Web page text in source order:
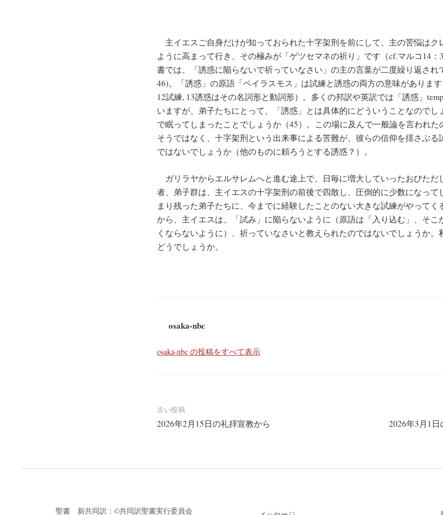
主イエスご自身だけが知っておられた十字架刑を前にして、主の苦悩はク
ように高まって行き、その極みが「ゲツセマネの祈り」です（cf.マルコ14：
書では、「誘惑に陥らないで祈っていなさい」の主の言葉が二度繰り返され
46)。「誘惑」の原語「ペイラスモス」は試練と誘惑の両方の意味があります
12試練, 13誘惑はその名詞形と動詞形）。多くの邦訳や英訳では「誘惑」
いますが、弟子たちにとって、「誘惑」とは具体的にどういうことなのでし
で眠ってしまったことでしょうか（45）。この場に及んで一般論を言われた
そうではなく、十字架刑という出来事による苦難が、彼らの信仰を揺さぶる
ではないでしょうか（他のものに頼ろうとする誘惑？）。
ガリラヤからエルサレムへと進む途上で、日毎に増大していったおびただ
者、弟子群は、主イエスの十字架刑の前後で四散し、圧倒的に少数になって
まり残った弟子たちに、今までに経験したことのない大きな試練がやってく
から、主イエスは、「試み」に陥らないように（原語は「入り込む」、そこ
くならないように）、祈っていなさいと教えられたのではないでしょうか。
どうでしょうか。
osaka-nbc
osaka-nbc の投稿をすべて表示
投
稿
シ
古い投稿
2026年2月15日の礼拝宣教から 2026年3月1
聖書 新共同訳：©共同訳聖書実行委員会